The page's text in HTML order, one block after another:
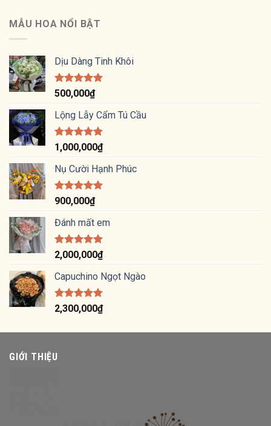
MẪU HOA NỔI BẬT
Dịu Dàng Tinh Khôi
Được xếp
hạng
5.00
5 sao
500,000₫
Lộng Lẫy Cẩm Tú Cầu
Được xếp
hạng 5.00
5 sao
1,000,000₫
Nụ Cười Hạnh Phúc
Được xếp
hạng
5.00
5 sao
900,000₫
Đánh mất em
Được xếp
hạng 5.00
5 sao
2,000,000₫
Capuchino Ngọt Ngào
Được xếp
hạng 5.00
2,300,000₫
GIỚI THIỆU